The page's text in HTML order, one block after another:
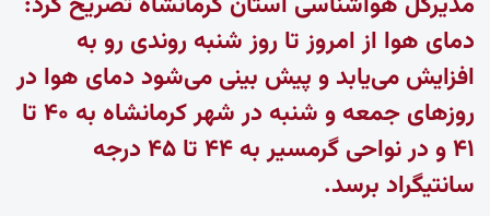
دمای هوا از امروز تا روز شنبه روندی رو به
افزایش می‌یابد و پیش بینی می‌شود دمای هوا در
روزهای جمعه و شنبه در شهر کرمانشاه به ۴۰ تا
۴۱ و در نواحی گرمسیر به ۴۴ تا ۴۵ درجه
سانتیگراد برسد.